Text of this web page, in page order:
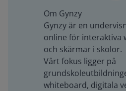
Om Gynzy
Gynzy är en
online för interaktiva
och skärmar i skolor.
Vårt fokus ligger på
whiteboard, digitala